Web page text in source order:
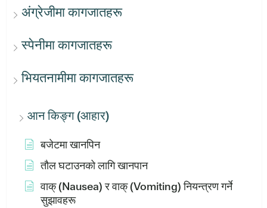
अंग्रेजीमा कागजातहरू
स्पेनीमा कागजातहरू
भियतनामीमा कागजातहरू
आन किङ्ग (आहार)
बजेटमा खानपिन
तौल घटाउनको लागि खानपान
वाक् (Nausea) र वाक् (Vomiting) नियन्त्रण गर्ने
सुझावहरू